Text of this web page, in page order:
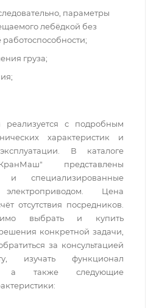
параметры
лебёдкой без
груза;
реализуется с подробным
характеристик и
В каталоге
представлены
и специализированные
Цена
отсутствия посредников.
выбрать и купить
конкретной задачи,
за консультацией
изучать функционал
а также следующие